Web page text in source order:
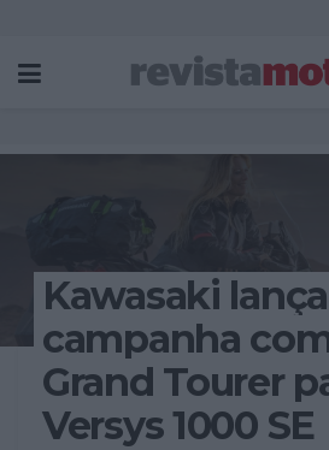
Kawasaki lança
campanha
Grand Tourer
Versys 1000 SE